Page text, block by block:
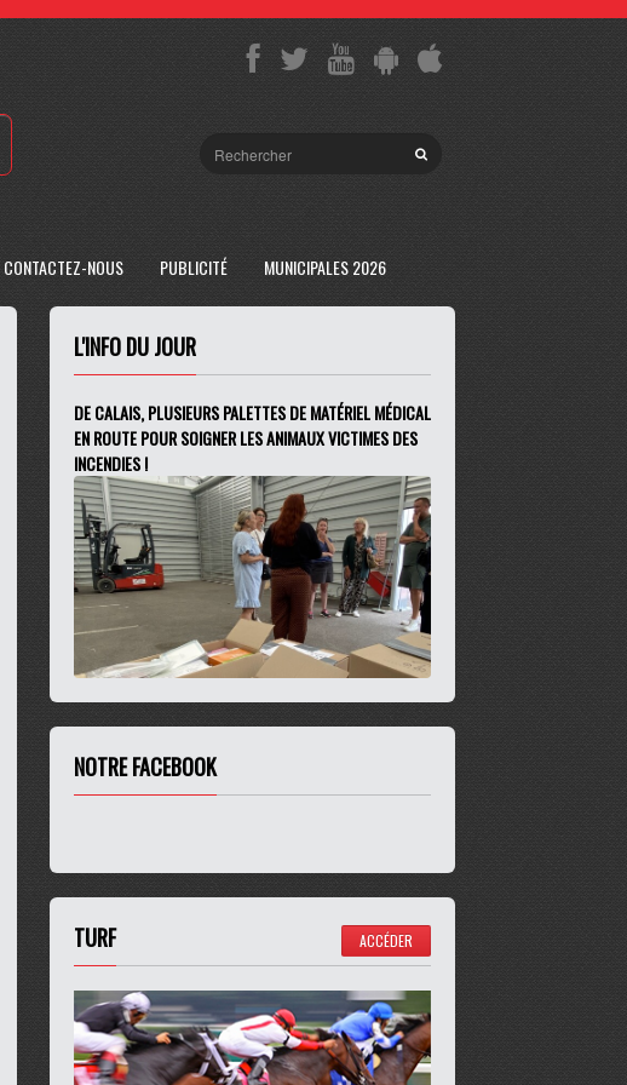
CONTACTEZ-NOUS PUBLICITÉ MUNICIPALES 2026
L'INFO DU JOUR
DE CALAIS, PLUSIEURS PALETTES DE MATÉRIEL MÉDICAL
EN ROUTE POUR SOIGNER LES ANIMAUX VICTIMES DES
INCENDIES !
NOTRE FACEBOOK
TURF ACCÉDER